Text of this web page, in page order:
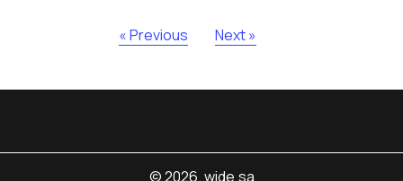
« Previous Next »
© 2026. wide.sa